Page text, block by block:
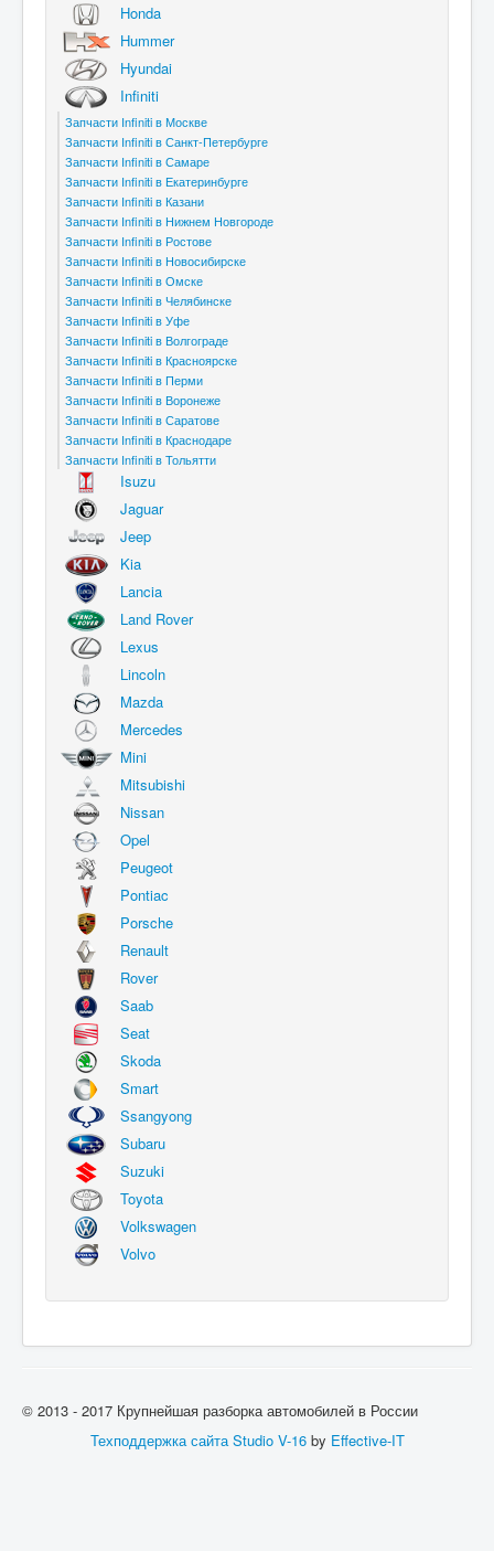
Honda
Hummer
Hyundai
Infiniti
Запчасти Infiniti в Москве
Запчасти Infiniti в Санкт-Петербурге
Запчасти Infiniti в Самаре
Запчасти Infiniti в Екатеринбурге
Запчасти Infiniti в Казани
Запчасти Infiniti в Нижнем Новгороде
Запчасти Infiniti в Ростове
Запчасти Infiniti в Новосибирске
Запчасти Infiniti в Омске
Запчасти Infiniti в Челябинске
Запчасти Infiniti в Уфе
Запчасти Infiniti в Волгограде
Запчасти Infiniti в Красноярске
Запчасти Infiniti в Перми
Запчасти Infiniti в Воронеже
Запчасти Infiniti в Саратове
Запчасти Infiniti в Краснодаре
Запчасти Infiniti в Тольятти
Isuzu
Jaguar
Jeep
Kia
Lancia
Land Rover
Lexus
Lincoln
Mazda
Mercedes
Mini
Mitsubishi
Nissan
Opel
Peugeot
Pontiac
Porsche
Renault
Rover
Saab
Seat
Skoda
Smart
Ssangyong
Subaru
Suzuki
Toyota
Volkswagen
Volvo
© 2013 - 2017 Крупнейшая разборка автомобилей в России
Техподдержка сайта Studio V-16by Effective-IT